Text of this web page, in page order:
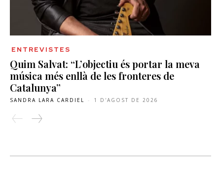
ENTREVISTES
Quim Salvat: “L’objectiu és portar la meva
música més enllà de les fronteres de
Catalunya”
SANDRA LARA CARDIEL - 1 D'AGOST DE 2026